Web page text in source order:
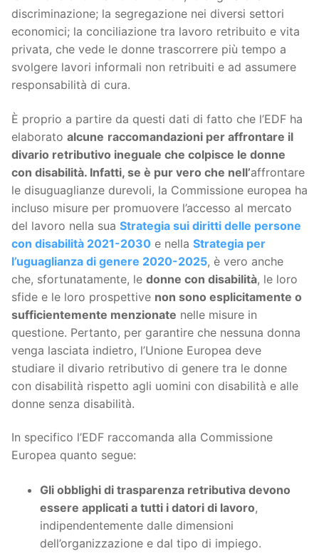
discriminazione; la segregazione nei diversi settori
economici; la conciliazione tra lavoro retribuito e vita
privata, che vede le donne trascorrere più tempo a
svolgere lavori informali non retribuiti e ad assumere
responsabilità di cura.
È proprio a partire da questi dati di fatto che l’EDF ha
elaborato alcune raccomandazioni per affrontare il
divario retributivo ineguale che colpisce le donne
con disabilità. Infatti, se è pur vero che nell’affrontare
le disuguaglianze durevoli, la Commissione europea ha
incluso misure per promuovere l’accesso al mercato
del lavoro nella sua Strategia sui diritti delle persone
con disabilità 2021-2030 e nella Strategia per
l’uguaglianza di genere 2020-2025, è vero anche
che, sfortunatamente, le donne con disabilità, le loro
sfide e le loro prospettive non sono esplicitamente o
sufficientemente menzionate nelle misure in
questione. Pertanto, per garantire che nessuna donna
venga lasciata indietro, l’Unione Europea deve
studiare il divario retributivo di genere tra le donne
con disabilità rispetto agli uomini con disabilità e alle
donne senza disabilità.
In specifico l’EDF raccomanda alla Commissione
Europea quanto segue:
Gli obblighi di trasparenza retributiva devono
essere applicati a tutti i datori di lavoro,
indipendentemente dalle dimensioni
dell’organizzazione e dal tipo di impiego.